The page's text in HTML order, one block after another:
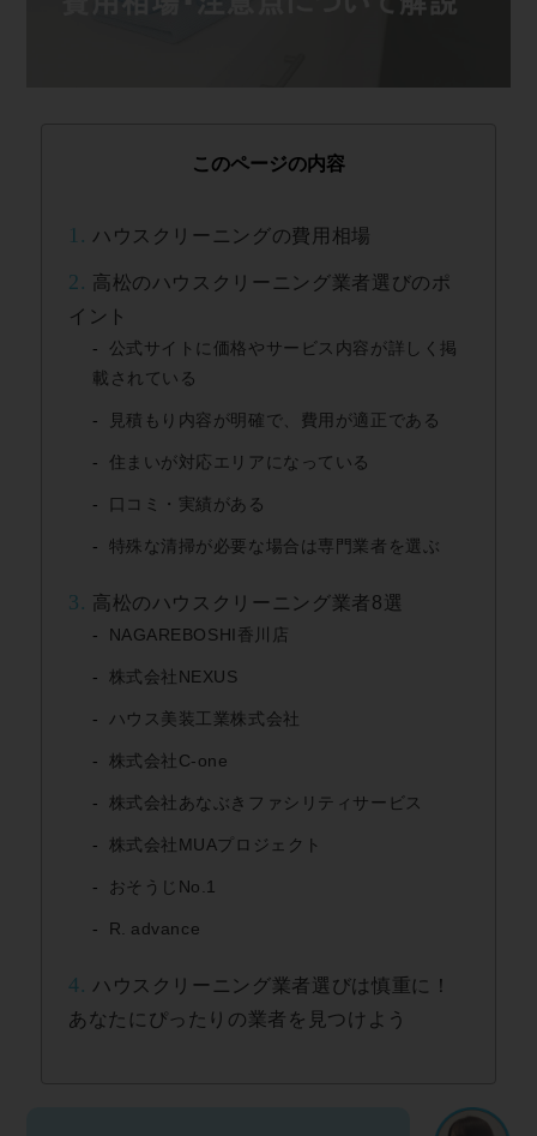
このページの内容
1. ハウスクリーニングの費用相場
2. 高松のハウスクリーニング業者選びのポ
イント
公式サイトに価格やサービス内容が詳しく掲
載されている
見積もり内容が明確で、費用が適正である
住まいが対応エリアになっている
口コミ・実績がある
特殊な清掃が必要な場合は専門業者を選ぶ
3. 高松のハウスクリーニング業者8選
NAGAREBOSHI香川店
株式会社NEXUS
ハウス美装工業株式会社
​株式会社C‑one
株式会社あなぶきファシリティサービス
株式会社MUAプロジェクト
おそうじNo.1
R. advance
4. ハウスクリーニング業者選びは慎重に！
あなたにぴったりの業者を見つけよう